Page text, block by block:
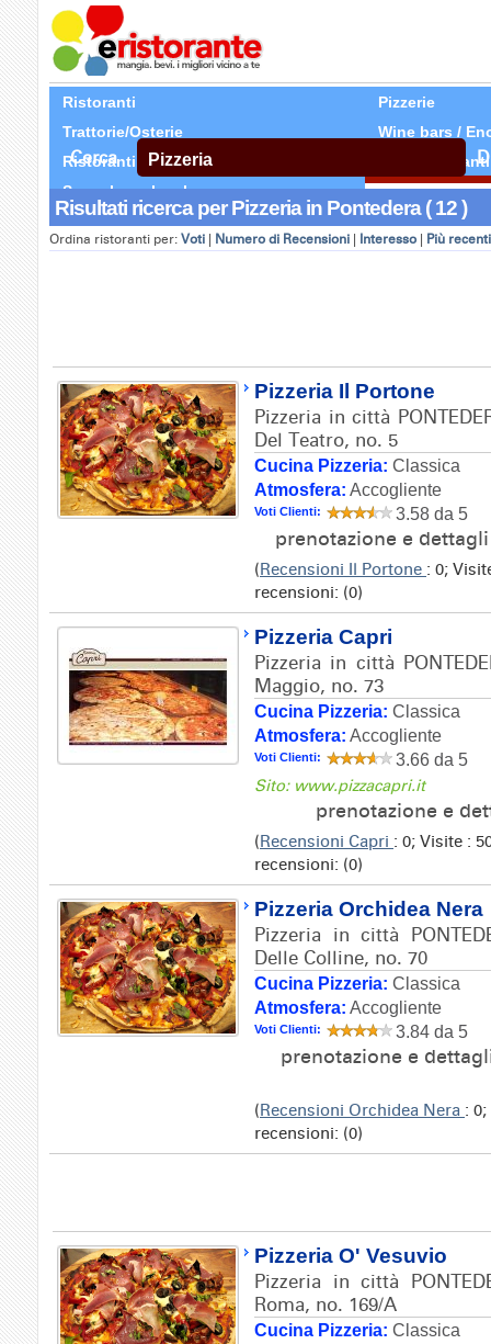
Ristoranti
Pizzerie
Trattorie/Osterie
Wine bars /
Ristoranti Etnici
Tutti Ristoranti
Segnala un locale
Cerca
Risultati ricerca per Pizzeria in Pontedera ( 12 )
Ordina ristoranti per: Voti Numero di Recensioni Interesso Più recenti
Pizzeria Il Portone
Pizzeria in città
Del Teatro, no. 5
Cucina Pizzeria: Classica
Atmosfera: Accogliente
Voti Clienti: 3.58 da 5
prenotazione e
(Recensioni Il Portone : 0;
recensioni: (0)
Pizzeria Capri
Pizzeria in città
Maggio, no. 73
Cucina Pizzeria: Classica
Atmosfera: Accogliente
Voti Clienti: 3.66 da 5
Sito: www.pizzacapri.it
prenotazione e
(Recensioni Capri : 0; Visite :
recensioni: (0)
Pizzeria Orchidea Nera
Pizzeria in città
Delle Colline, no. 70
Cucina Pizzeria: Classica
Atmosfera: Accogliente
Voti Clienti: 3.84 da 5
prenotazione e
(Recensioni Orchidea Nera :
recensioni: (0)
Pizzeria O' Vesuvio
Pizzeria in città
Roma, no. 169/A
Cucina Pizzeria: Classica